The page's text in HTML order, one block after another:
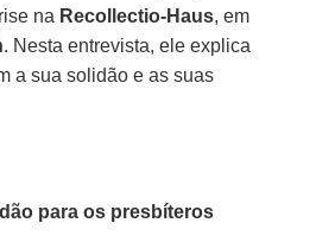
na Recollectio-Haus, em
. Nesta entrevista, ele explica
a sua solidão e as suas
para os presbíteros